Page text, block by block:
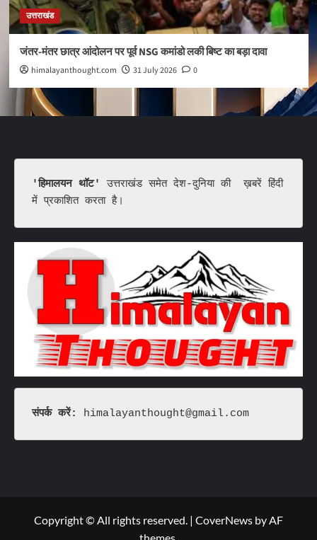
उत्तराखंड
जंतर-मंतर छात्र आंदोलन पर पूर्व NSG कमांडो लकी बिष्ट का बड़ा दावा
himalayanthought.com 31 July 2026 0
'हिमालयन थॉट'
उत्तराखंड समेत देश-दुनिया की  ख़बरें हिंदी
में प्रकाशित करता है।
संपर्क करें: himalayanthought@gmail.com
Copyright © All rights reserved. | CoverNews by AF
themes.